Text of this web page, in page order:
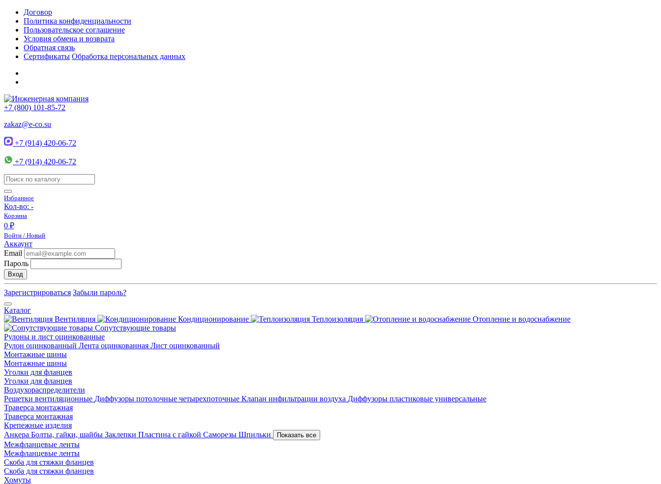
Договор
Политика конфиденциальности
Пользовательское соглашение
Условия обмена и возврата
Обратная связь
Сертификаты Обработка персональных данных
+7 (800) 101-85-72
zakaz@e-co.su
+7 (914) 420-06-72
+7 (914) 420-06-72
Избранное
Кол-во: -
Корзина
0 ₽
Войти / Новый
Аккаунт
Email
Пароль
Вход
Зарегистрироваться Забыли пароль?
Каталог
Вентиляция
Кондиционирование Теплоизоляция
Отопление и водоснабжение
Сопутствующие товары
Рулоны и лист оцинкованные
Рулон оцинкованный Лента оцинкованная Лист оцинкованный
Монтажные шины
Монтажные шины
Уголки для фланцев
Уголки для фланцев
Воздухораспределители
Решетки вентиляционные Диффузоры потолочные четырехпоточные Клапан инфильтрации воздуха Диффузоры пластиковые универсальные
Траверса монтажная
Траверса монтажная
Крепежные изделия
Анкера Болты, гайки, шайбы Заклепки Пластина с гайкой Саморезы Шпильки Показать все
Межфланцевые ленты
Межфланцевые ленты
Скоба для стяжки фланцев
Скоба для стяжки фланцев
Хомуты